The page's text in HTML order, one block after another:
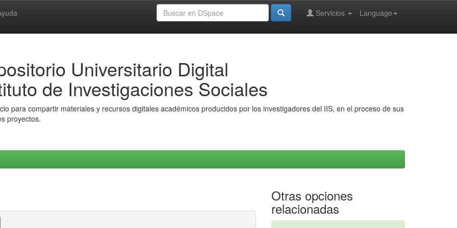
Language
Servicios
Universitario Digital
de Investigaciones Sociales
para compartir materiales y recursos digitales académicos producidos por los investigadores del IIS, en el proceso de sus
proyectos.
Otras opciones
relacionadas